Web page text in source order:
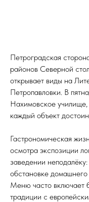
Петроградская
районов Северной
открывает виды на
Петропавловки. В
Нахимовское
каждый объект
Гастрономическая
осмотра экспозиции
заведении
обстановке
Меню часто включает
традиции с